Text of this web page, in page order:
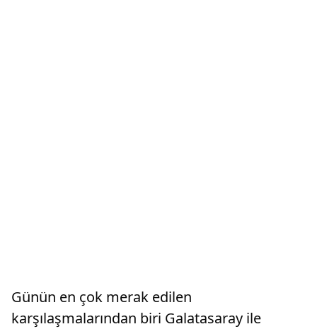
Günün en çok merak edilen
karşılaşmalarından biri Galatasaray ile